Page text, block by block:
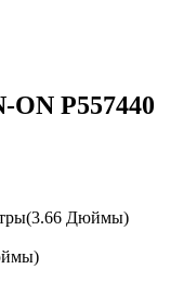
P557440
Дюймы)